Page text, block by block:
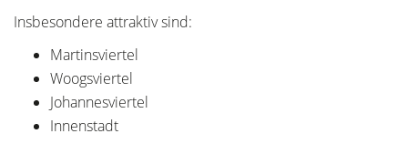
Insbesondere attraktiv sind:
Martinsviertel
Woogsviertel
Johannesviertel
Innenstadt